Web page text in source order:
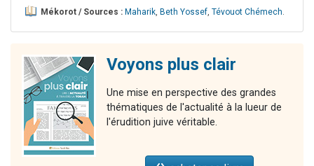
Mékorot / Sources : Maharik, Beth Yossef, Tévouot Chémech.
Voyons plus clair
Une mise en perspective des grandes
thématiques de l'actualité à la lueur de
l'érudition juive véritable.